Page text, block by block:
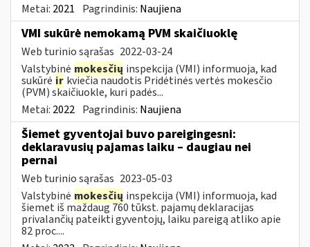
Metai: 2021 Pagrindinis: Naujiena
VMI sukūrė nemokamą PVM skaičiuoklę
Web turinio sąrašas 2022-03-24
Valstybinė mokesčių inspekcija (VMI) informuoja, kad
sukūrė ir kviečia naudotis Pridėtinės vertės mokesčio
(PVM) skaičiuokle, kuri padės...
Metai: 2022 Pagrindinis: Naujiena
Šiemet gyventojai buvo pareigingesni:
deklaravusių pajamas laiku – daugiau nei
pernai
Web turinio sąrašas 2023-05-03
Valstybinė mokesčių inspekcija (VMI) informuoja, kad
šiemet iš maždaug 760 tūkst. pajamų deklaracijas
privalančių pateikti gyventojų, laiku pareigą atliko apie
82 proc....